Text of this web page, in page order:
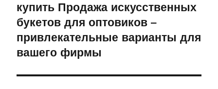
post:
купить Продажа искусственных
букетов для оптовиков –
привлекательные варианты для
вашего фирмы